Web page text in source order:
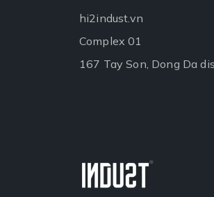
hi2indust.vn
Complex 01
167 Tay Son, Dong Da